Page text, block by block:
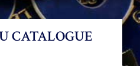
CATALOGUE